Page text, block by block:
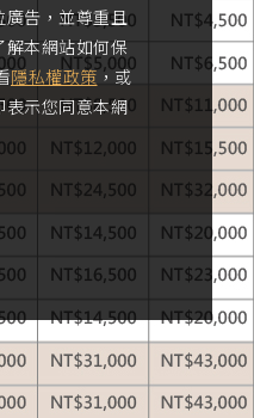
廣告，並尊重且
解本網站如何保
隱私權政策 ，或
表示您同意本網